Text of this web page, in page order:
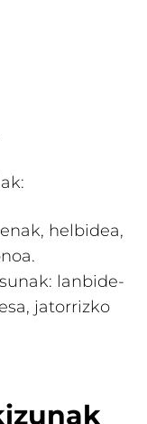
helbidea,
lanbide-
jatorrizko